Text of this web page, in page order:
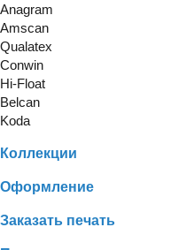
Anagram
Amscan
Qualatex
Conwin
Hi-Float
Belcan
Koda
Коллекции
Оформление
Заказать печать